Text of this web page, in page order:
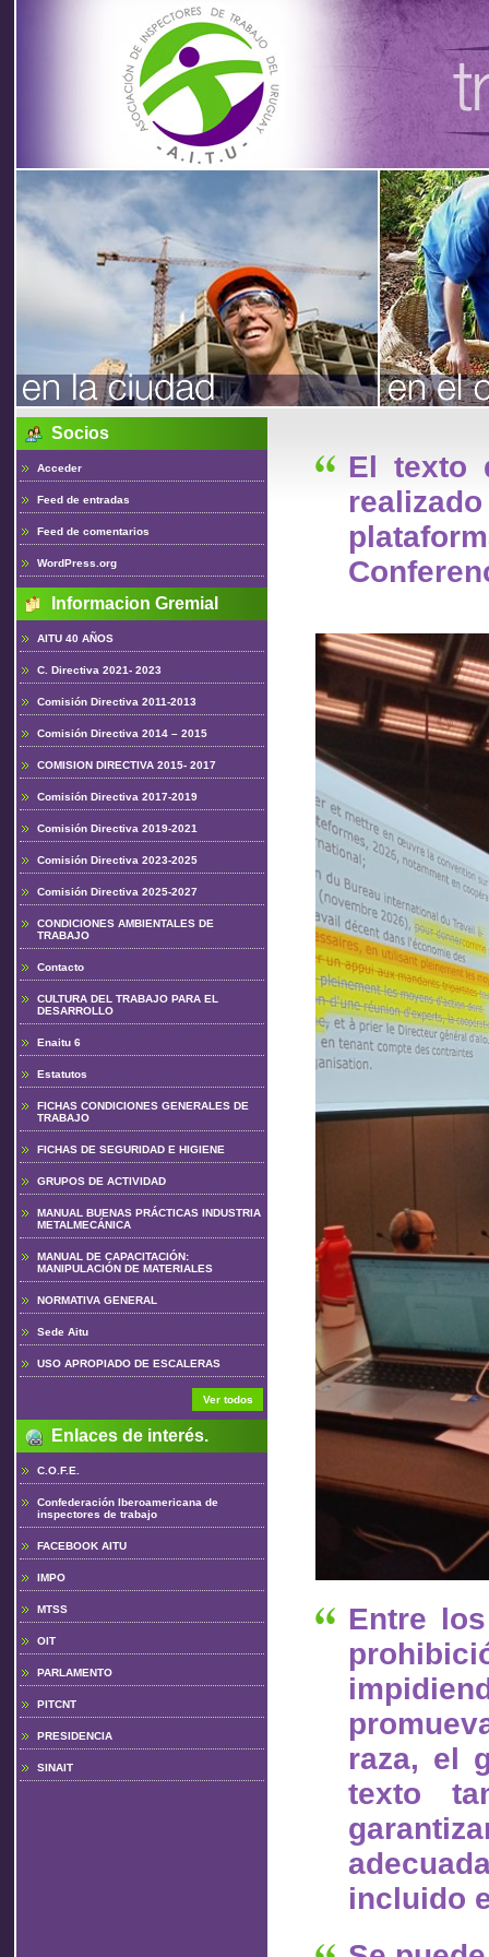
Asociación
de
Inspectores
de Trabajo
del UruguayEl texto
Entre
raza, el
texto
incluido
Socios
Acceder
Feed de entradas
Feed de comentarios
WordPress.org
Informacion Gremial
AITU 40 AÑOS
C. Directiva 2021- 2023
Comisión Directiva 2011-2013
Comisión Directiva 2014 – 2015
COMISION DIRECTIVA 2015- 2017
Comisión Directiva 2017-2019
Comisión Directiva 2019-2021
Comisión Directiva 2023-2025
Comisión Directiva 2025-2027
CONDICIONES AMBIENTALES DE
TRABAJO
Contacto
CULTURA DEL TRABAJO PARA EL
DESARROLLO
Enaitu 6
Estatutos
FICHAS CONDICIONES GENERALES DE
TRABAJO
FICHAS DE SEGURIDAD E HIGIENE
GRUPOS DE ACTIVIDAD
MANUAL BUENAS PRÁCTICAS INDUSTRIA
METALMECÁNICA
MANUAL DE CAPACITACIÓN:
MANIPULACIÓN DE MATERIALES
NORMATIVA GENERAL
Sede Aitu
USO APROPIADO DE ESCALERAS
Ver todos
Enlaces de interés.
C.O.F.E.
Confederación Iberoamericana de
inspectores de trabajo
FACEBOOK AITU
IMPO
MTSS
OIT
PARLAMENTO
PITCNT
PRESIDENCIA
SINAIT